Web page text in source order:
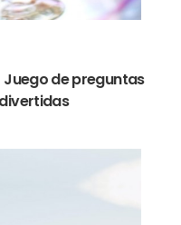
Juego de preguntas